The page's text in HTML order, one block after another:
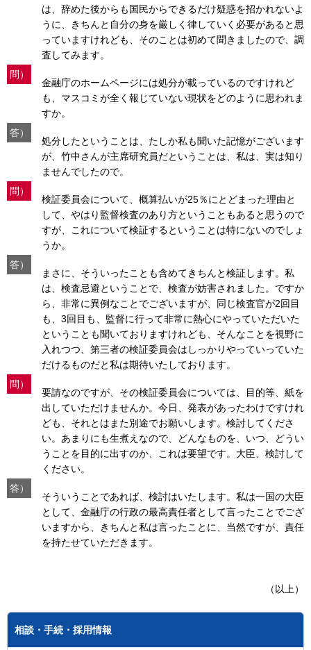
は、辞めた後からも国民からできるだけ疑惑を招かれないよ
うに、きちんと自分の身を厳しく律していく必要があると思
っていますけれども、そのことは初めて聞きましたので、調
査してみます。
問）
金融庁のホームページには処分が載っているのですけれど
も、マスコミが全く報じていない現状をどのように思われま
すか。
答）
処分したということは、たしか私も聞いた記憶がございます
が、竹中さんが主席研究員だということは、私は、実は知り
ませんでしたので。
問）
検証委員会について、概算払いが25％にとどまった理由と
して、やはり監督検査のあり方ということもあると思うので
すが、これについて検証するということは特にないのでしょ
うか。
答）
まさに、そういったことも含めてきちんと検証します。私
は、検査忌避ということで、検査が妨害されました。ですか
ら、非常に異例なことでございますが、同じ検査官が2回目
も、3回目も、監督に行って非常に熱心にやっていただいた
ということも聞いておりますけれども、そんなことを視野に
入れつつ、第三者の検証委員会はしっかりやっていっていた
だけるものだと私は期待いたしております。
問）
要請なのですが、その検証委員会については、目的等、紙を
出していただけませんか。今日、発表があったわけですけれ
ども、それとはまた別途でお願いします。検討してくださ
い。あまりにも生煮えなので、どんなものを、いつ、どうい
うことを目的に出すのか、これは要望です。大臣、検討して
ください。
答）
そういうことであれば、検討はいたします。私は一国の大臣
として、金融庁の行政の最高責任者として言ったことでござ
いますから、きちんと私は言ったことに、当然ですが、責任
を持たせていただきます。
（以上）
相談・手続・採用情報